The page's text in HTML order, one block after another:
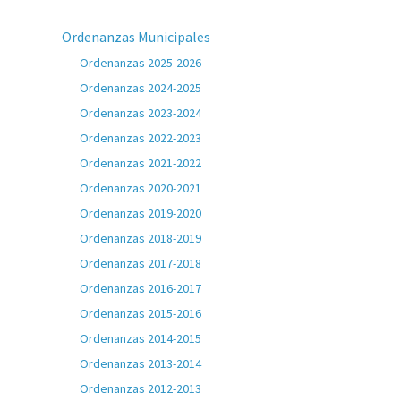
Ordenanzas Municipales
Ordenanzas 2025-2026
Ordenanzas 2024-2025
Ordenanzas 2023-2024
Ordenanzas 2022-2023
Ordenanzas 2021-2022
Ordenanzas 2020-2021
Ordenanzas 2019-2020
Ordenanzas 2018-2019
Ordenanzas 2017-2018
Ordenanzas 2016-2017
Ordenanzas 2015-2016
Ordenanzas 2014-2015
Ordenanzas 2013-2014
Ordenanzas 2012-2013